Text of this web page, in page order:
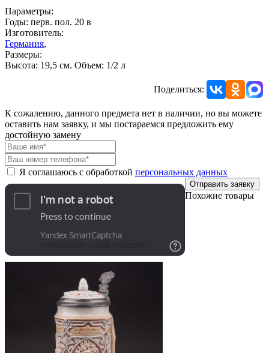
Параметры:
Годы: перв. пол. 20 в
Изготовитель:
Германия,
Размеры:
Высота: 19,5 см. Объем: 1/2 л
Поделиться:
К сожалению, данного предмета нет в наличии, но вы можете
оставить нам заявку, и мы постараемся предложить ему
достойную замену
Я соглашаюсь с обработкой персональных данных
Отправить заявку
Похожие товары